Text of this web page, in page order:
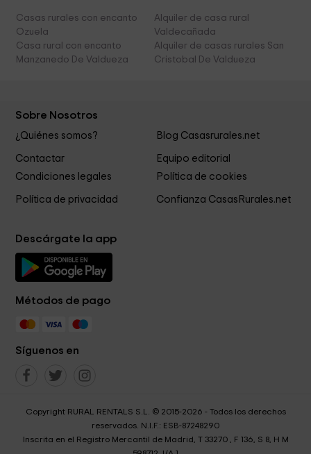
Casas rurales con encanto
Ozuela
Alquiler de casa rural
Valdecañada
Casa rural con encanto
Manzanedo De Valdueza
Alquiler de casas rurales San
Cristobal De Valdueza
Sobre Nosotros
¿Quiénes somos? Blog Casasrurales.net
Contactar
Equipo editorial
Condiciones legales
Política de cookies
Política de privacidad Confianza CasasRurales.net
Descárgate la app
Métodos de pago
Síguenos en
Copyright RURAL RENTALS S.L. © 2015-2026 - Todos los derechos
reservados. N.I.F.: ESB-87248290
Inscrita en el Registro Mercantil de Madrid, T 33270 , F 136, S 8, H M